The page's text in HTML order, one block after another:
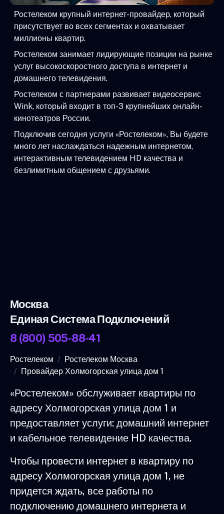
Ростелеком крупный интернет-провайдер, который
присутствует во всех сегментах и охватывает
миллионы квартир.
Ростелеком занимает лидирующие позиции на рынке
услуг высокоскоростного доступа в интернет и
домашнего телевидения.
Ростелеком с партнерами развивает видеосервис
Wink, который входит в топ-3 крупнейших онлайн-
кинотеатров России.
Подключив сегодня услуги «Ростелеком», Вы будете
много лет наслаждаться надежным интернетом,
интерактивным телевидением HD качества и
безлимитным общением с друзьями.
Москва
Единая Система Подключений
8 (800) 505-88-41
Ростелеком
Ростелеком Москва
Провайдер Холмогорская улица дом 1
«Ростелеком» обслуживает квартиры по
адресу Холмогорская улица дом 1 и
предоставляет услуги: домашний интернет
и кабельное телевидение HD качества.
Чтобы провести интернет в квартиру по
адресу Холмогорская улица дом 1, не
придется ждать, все работы по
подключению домашнего интернета и